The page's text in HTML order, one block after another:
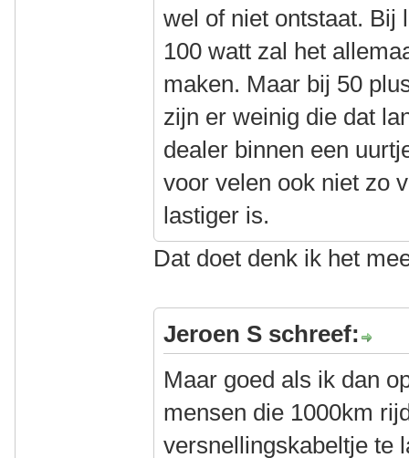
wel of niet ontstaat. Bij
100 watt zal het
maken. Maar bij 50
zijn er weinig die dat
dealer binnen een
voor velen ook niet zo
lastiger is.
Dat doet denk ik het
Jeroen S schreef:
Maar goed als ik dan
mensen die 1000km
versnellingskabeltje te